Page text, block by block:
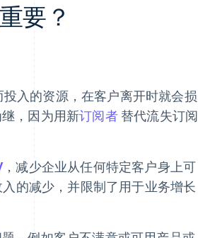
要？
入的资源，在客户离开时就会损
，因为用新订阅者替代流失订阅
，减少企业从任何特定客户身上可
的减少，并限制了用于业务增长